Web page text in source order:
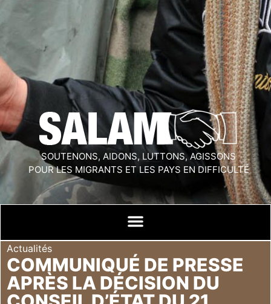
SOUTENONS, AIDONS, LUTTONS, AGISSONS
POUR LES MIGRANTS ET LES PAYS EN DIFFICULTÉ
Actualités
COMMUNIQUÉ DE PRESSE
APRÈS LA DÉCISION DU